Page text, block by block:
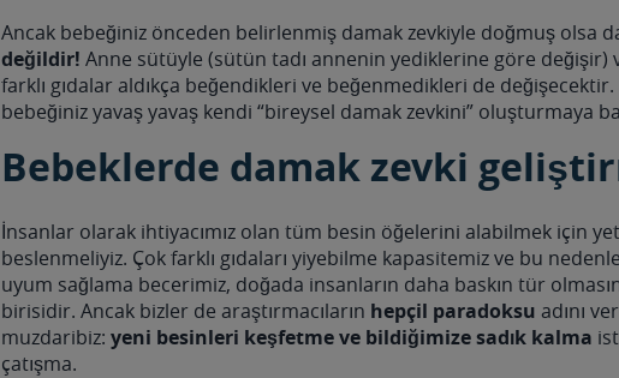
Ancak bebeğiniz önceden belirlenmiş damak zevkiyle doğmuş olsa
değildir! Anne sütüyle (sütün tadı annenin yediklerine göre değişir)
farklı gıdalar aldıkça beğendikleri ve beğenmedikleri de
bebeğiniz yavaş yavaş kendi “bireysel damak zevkini” oluşturmaya
Bebeklerde damak zevki
İnsanlar olarak ihtiyacımız olan tüm besin öğelerini alabilmek için
beslenmeliyiz. Çok farklı gıdaları yiyebilme kapasitemiz ve bu
uyum sağlama becerimiz, doğada insanların daha baskın tür
birisidir. Ancak bizler de araştırmacıların hepçil paradoksu adını
muzdaribiz: yeni besinleri keşfetme ve bildiğimize sadık kalma
çatışma.